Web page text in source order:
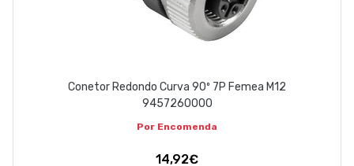
Conetor Redondo Curva 90º 7P Femea M12
9457260000
Por Encomenda
14,92€